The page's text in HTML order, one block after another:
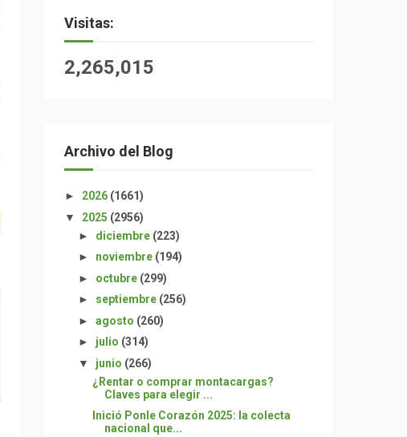
Visitas:
2,265,015
Archivo del Blog
► 2026 (1661)
▼ 2025 (2956)
► diciembre (223)
► noviembre (194)
► octubre (299)
► septiembre (256)
► agosto (260)
► julio (314)
▼ junio (266)
¿Rentar o comprar montacargas?
Claves para elegir ...
Inició Ponle Corazón 2025: la colecta
nacional que...